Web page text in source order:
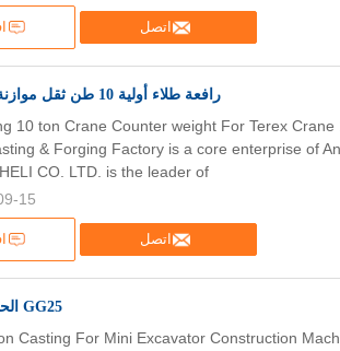
اتصل
رافعة طلاء أولية 10 طن ثقل موازنة من الحديد الزهر
اتصل
10 ton Crane Counter weight For Terex
& Forging Factory is a core enterprise of
HELI CO. LTD. is the leader of ...
GG25 الحديد الزهر الموازن
Casting For Mini Excavator Construction